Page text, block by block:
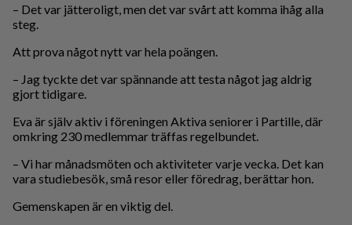
– Det var jätteroligt, men det var svårt att komma ihåg alla
steg.
Att prova något nytt var hela poängen.
– Jag tyckte det var spännande att testa något jag aldrig
gjort tidigare.
Eva är själv aktiv i föreningen Aktiva seniorer i Partille, där
omkring 230 medlemmar träffas regelbundet.
– Vi har månadsmöten och aktiviteter varje vecka. Det kan
vara studiebesök, små resor eller föredrag, berättar hon.
Gemenskapen är en viktig del.